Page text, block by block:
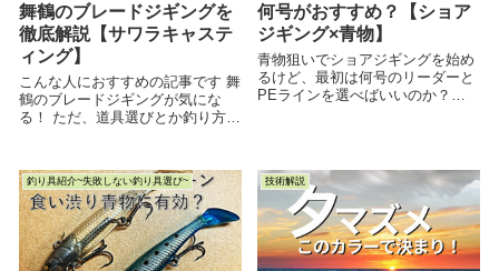
舞鶴のブレードジギングを
徹底解説【サワラキャステ
ィング】
こんな人におすすめの記事です 舞
鶴のブレードジギングが気にな
る！ ただ、道具選びとか釣り方の
くにもちょっとなー と考えてる方
におすすめ...
何号がおすすめ？【ショア
ジギング×青物】
青物狙いでショアジギングを始め
るけど、最初は何号のリーダーと
PEラインを選べばいいのか？糸
釣り具紹介~失敗しない釣り具選び~ 技術解説